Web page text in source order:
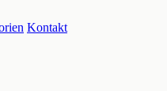
Kontakt